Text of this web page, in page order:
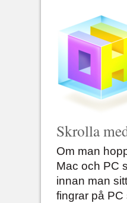
Skrolla
Om man
Mac och PC
innan man
fingrar på